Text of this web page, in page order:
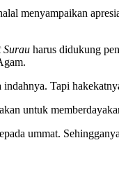
menyampaikan
Surau harus didukung
Tapi
untuk
ummat.